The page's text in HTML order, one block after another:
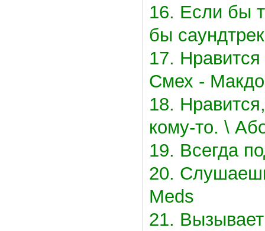
16. Если бы
бы
17.
Смех -
18.
кому-то. \
19. Всегда
20.
Meds
21.